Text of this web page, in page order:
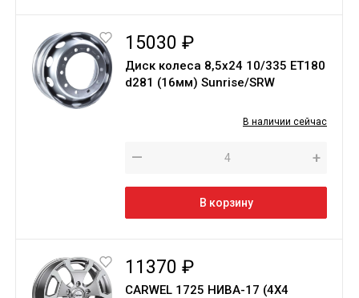
15030 ₽
Диск колеса 8,5х24 10/335 ET180
d281 (16мм) Sunrise/SRW
В наличии сейчас
— +
В корзину
11370 ₽
CARWEL 1725 НИВА-17 (4Х4